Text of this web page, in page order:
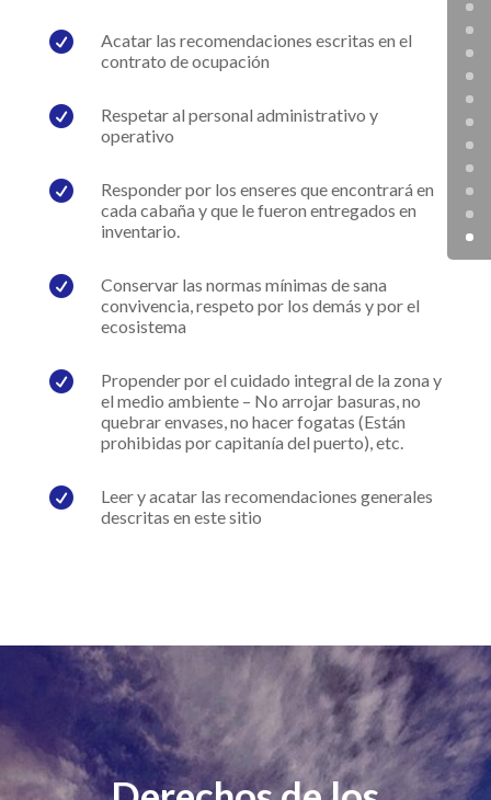

Acatar las recomendaciones escritas en el
contrato de ocupación

Respetar al personal administrativo y
operativo

Responder por los enseres que encontrará en
cada cabaña y que le fueron entregados en
inventario.

Conservar las normas mínimas de sana
convivencia, respeto por los demás y por el
ecosistema

Propender por el cuidado integral de la zona y
el medio ambiente – No arrojar basuras, no
quebrar envases, no hacer fogatas (Están
prohibidas por capitanía del puerto), etc.

Leer y acatar las recomendaciones generales
descritas en este sitio